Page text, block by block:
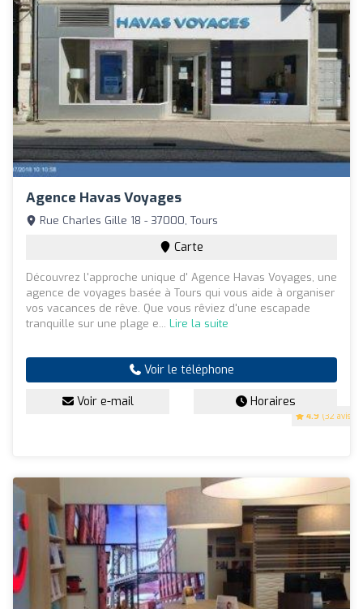
Agence Havas Voyages
4.9 (32 avis)
Rue Charles Gille 18 - 37000, Tours
Carte
Découvrez l'approche unique d' Agence Havas Voyages, une
agence de voyages basée à Tours qui vous aide à organiser
vos vacances de rêve. Que vous rêviez d'une escapade
tranquille sur une plage e... Lire la suite
Voir le téléphone
Voir e-mail Horaires